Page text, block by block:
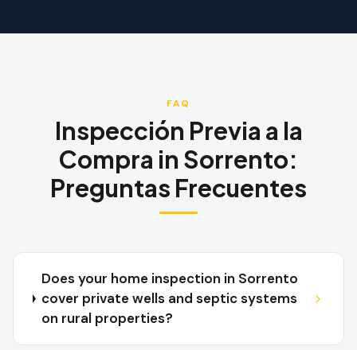
FAQ
Inspección Previa a la
Compra in Sorrento:
Preguntas Frecuentes
Does your home inspection in Sorrento
cover private wells and septic systems
on rural properties?